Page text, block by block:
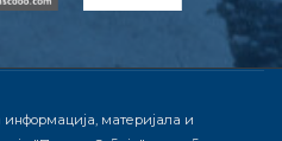
материјала и